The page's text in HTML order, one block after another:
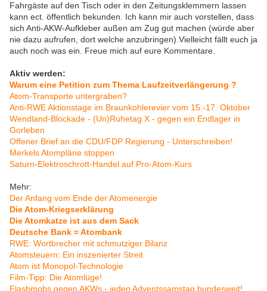
Fahrgäste auf den Tisch oder in den Zeitungsklemmern lassen
kann ect. öffentlich bekunden. Ich kann mir auch vorstellen, dass
sich Anti-AKW-Aufkleber außen am Zug gut machen (würde aber
nie dazu aufrufen, dort welche anzubringen).Vielleicht fällt euch ja
auch noch was ein. Freue mich auf eure Kommentare.
Aktiv werden:
Warum eine Petition zum Thema Laufzeitverlängerung ?
Atom-Transporte untergraben?
Anti-RWE Aktionstage im Braunkohlerevier vom 15.-17. Oktober
Wendland-Blockade - (Un)Ruhetag X - gegen ein Endlager in
Gorleben
Offener Brief an die CDU/FDP Regierung - Unterschreiben!
Merkels Atompläne stoppen
Saturn-Elektroschrott-Handel auf Pro-Atom-Kurs
Mehr:
Der Anfang vom Ende der Atomenergie
Die Atom-Kriegserklärung
Die Atomkatze ist aus dem Sack
Deutsche Bank = Atombank
RWE: Wortbrecher mit schmutziger Bilanz
Atomsteuern: Ein inszenierter Streit
Atom ist Monopol-Technologie
Film-Tipp: Die Atomlüge!
Flashmobs gegen AKWs - jeden Adventssamstag bundesweit!